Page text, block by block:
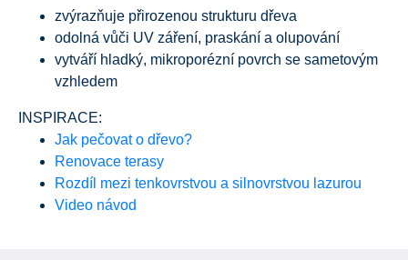
zvýrazňuje přirozenou strukturu dřeva
odolná vůči UV záření, praskání a olupování
vytváří hladký, mikroporézní povrch se sametovým
vzhledem
INSPIRACE:
Jak pečovat o dřevo?
Renovace terasy
Rozdíl mezi tenkovrstvou a silnovrstvou lazurou
Video návod